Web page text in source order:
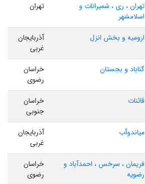
تهران ، ری ، شمیرانات و
اسلامشهر
تهران
ارومیه و بخش انزل
آذربایجان
غربی
گناباد و بجستان
خراسان
رضوی
قائنات
خراسان
جنوبی
میاندوآب
آذربایجان
غربی
فریمان ، سرخس ، احمدآباد و
رضویه
خراسان
رضوی